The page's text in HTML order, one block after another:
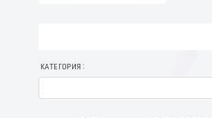
КАТЕГОРИЯ